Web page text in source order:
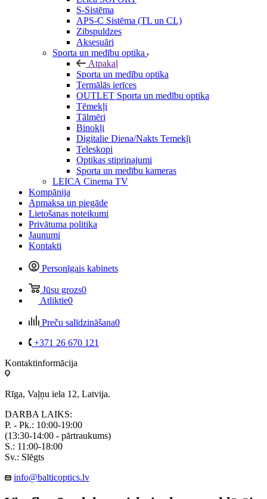
S-Sistēma
APS-C Sistēma (TL un CL)
Zibspuldzes
Aksesuāri
Sporta un medību optika
Atpakaļ
Sporta un medību optika
Termālās ierīces
OUTLET Sporta un medību optika
Tēmekļi
Tālmēri
Binokļi
Digitalie Diena/Nakts Temekļi
Teleskopi
Optikas stiprinajumi
Sporta un medību kameras
LEICA Cinema TV
Kompānija
Apmaksa un piegāde
Lietošanas noteikumi
Privātuma politika
Jaunumi
Kontakti
Personīgais kabinets
Jūsu grozs0
Atliktie0
Preču salīdzināšana0
+371 26 670 121
Kontaktinformācija
Rīga, Vaļņu iela 12, Latvija.
DARBA LAIKS:
P. - Pk.: 10:00-19:00
(13:30-14:00 - pārtraukums)
S.: 11:00-18:00
Sv.: Slēgts
info@balticoptics.lv